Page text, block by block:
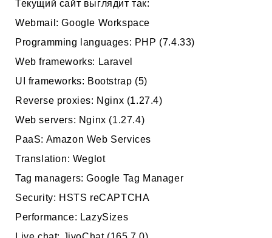
Текущий сайт выглядит так:
Webmail: Google Workspace
Programming languages: PHP (7.4.33)
Web frameworks: Laravel
UI frameworks: Bootstrap (5)
Reverse proxies: Nginx (1.27.4)
Web servers: Nginx (1.27.4)
PaaS: Amazon Web Services
Translation: Weglot
Tag managers: Google Tag Manager
Security: HSTS reCAPTCHA
Performance: LazySizes